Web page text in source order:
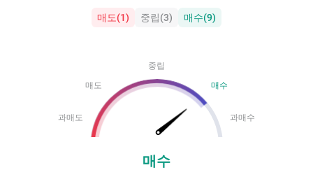
매도(1) 중립(3) 매수(9)
중립
매도
매수
과매도 과매수
매수